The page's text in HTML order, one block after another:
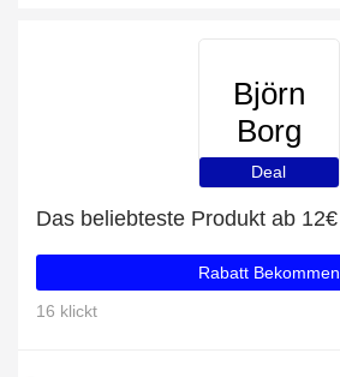
Björn
Borg
Deal
Das beliebteste Produkt ab 12€
Rabatt Bekommen
16 klickt